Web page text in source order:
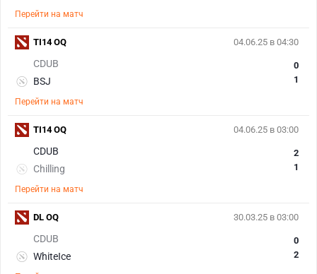
Перейти на матч
04.06.25 в 04:30
CDUB
BSJ
0
1
Перейти на матч
TI14 OQ
04.06.25 в 03:00
CDUB
Chilling
2
1
Перейти на матч
TI14 OQ
30.03.25 в 03:00
CDUB
WhiteIce
0
2
DL OQ